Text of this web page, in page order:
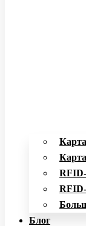
Блог